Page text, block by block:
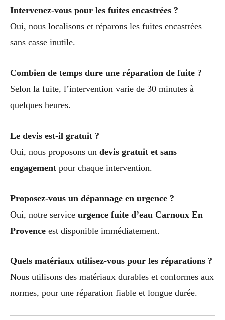
Intervenez-vous pour les fuites encastrées ?
Oui, nous localisons et réparons les fuites encastrées
sans casse inutile.
Combien de temps dure une réparation de fuite ?
Selon la fuite, l’intervention varie de 30 minutes à
quelques heures.
Le devis est-il gratuit ?
Oui, nous proposons un devis gratuit et sans
engagement pour chaque intervention.
Proposez-vous un dépannage en urgence ?
Oui, notre service urgence fuite d’eau Carnoux En
Provence est disponible immédiatement.
Quels matériaux utilisez-vous pour les réparations ?
Nous utilisons des matériaux durables et conformes aux
normes, pour une réparation fiable et longue durée.